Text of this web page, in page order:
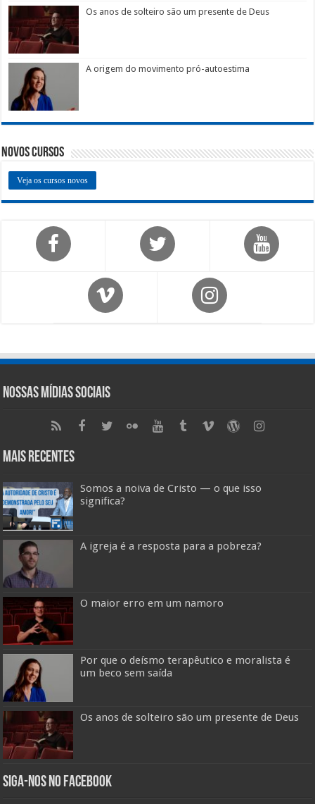
Os anos de solteiro são um presente de Deus
A origem do movimento pró-autoestima
Novos Cursos
Veja os cursos novos
Nossas Mídias Sociais
Mais Recentes
Somos a noiva de Cristo — o que isso
significa?
A igreja é a resposta para a pobreza?
O maior erro em um namoro
Por que o deísmo terapêutico e moralista é
um beco sem saída
Os anos de solteiro são um presente de Deus
Siga-nos no Facebook